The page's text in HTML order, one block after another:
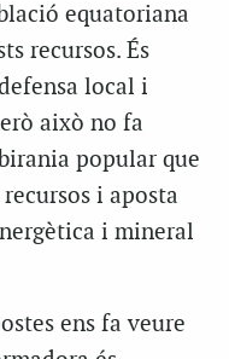
equatoriana
recursos. És
local i
això no fa
popular que
i aposta
i mineral
ens fa veure